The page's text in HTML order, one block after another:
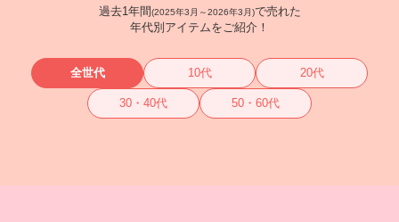
過去1年間(2025年3月～2026年3月)で売れた
年代別アイテムをご紹介！
全世代 10代 20代
30・40代 50・60代